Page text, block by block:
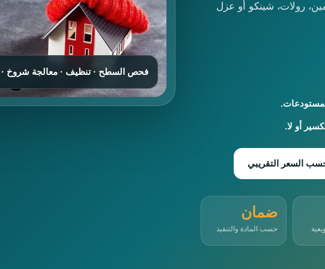
رولات، شينكو أو عزل
أو لا.
السعر التقريبي
ضمان
حسب المادة والتنفيذ
فحص السطح · تنظيف · معالجة شروخ ·